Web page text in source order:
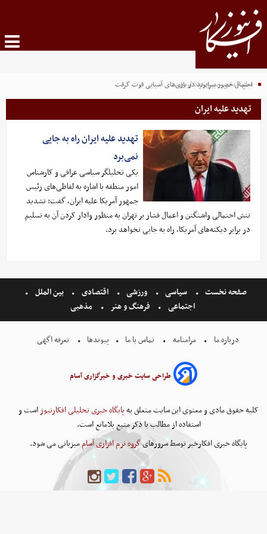
احتمال حضور بیرانوند در بازی‌های آسیایی قوت گرفت
مبلغ جدایی حسین نژاد لو رفت
تهدید علیه ایران
تهدید علیه ایران راه به جایی
نمی‌برد
یکی تحلیلگر سیاسی عراقی و کارشناس
امور منطقه با اشاره به لفاظی‌های رئیس
جمهور آمریکا علیه ایران، گفت: تشدید
تنش احتمالی واشنگتن و اعمال فشار بر تهران به منظور وادار کردن آن به تسلیم
در برابر دیکته‌های آمریکا، راه به جایی نخواهد برد.
صفحه نخست سیاسی ورزشی اقتصادی
بین الملل
اجتماعی
فرهنگ و هنر مذهبی
درباره ما مرامنامه تماس با ما پیوندها تعرفه اگهی
طراحی سایت خبری و خبرگزاری آسام
کلیه حقوق مادی و معنوی این سایت متعلق بهپایگاه خبری تحلیلی افکارنیوزاست و
استفاده از مطالب با ذکر منبع بلامانع است.
پایگاه خبری افکارخبر توسط سرورهایگروه نرم افزاری آساممیزبانی می شود.